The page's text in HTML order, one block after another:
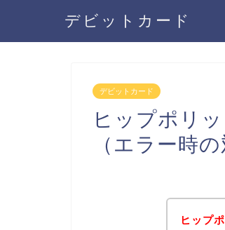
デビットカード
デビットカード
ヒップポリ
（エラー時
ヒップ